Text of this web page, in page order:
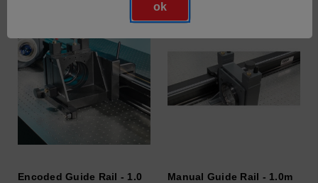
Encoded Guide Rail - 1.0
Manual Guide Rail - 1.0m
ok